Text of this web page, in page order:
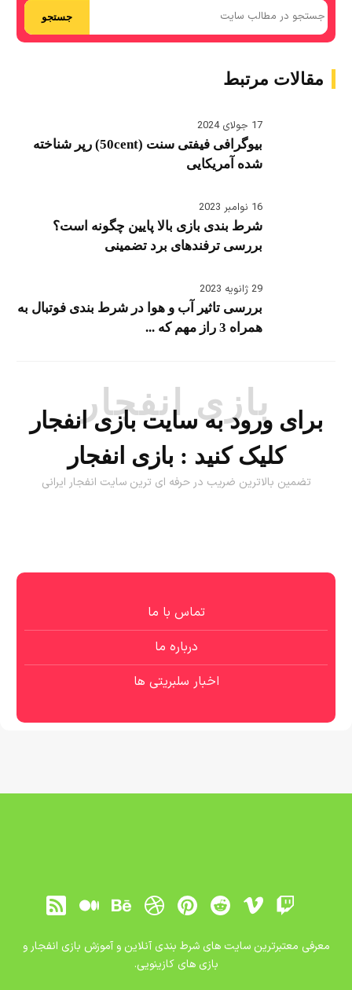
جستجو
مقالات مرتبط
17 جولای 2024
بیوگرافی فیفتی سنت (50cent) رپر شناخته
شده آمریکایی
16 نوامبر 2023
شرط بندی بازی بالا پایین چگونه است؟
بررسی ترفندهای برد تضمینی
29 ژانویه 2023
بررسی تاثیر آب و هوا در شرط بندی فوتبال به
همراه 3 راز مهم که ...
بازی انفجار
برای ورود به سایت بازی انفجار
کلیک کنید : بازی انفجار
تضمین بالاترین ضریب در حرفه ای ترین سایت انفجار ایرانی
تماس با ما
درباره ما
اخبار سلبریتی ها
معرفی معتبرترین سایت های شرط بندی آنلاین و آموزش بازی انفجار و
بازی های کازینویی.